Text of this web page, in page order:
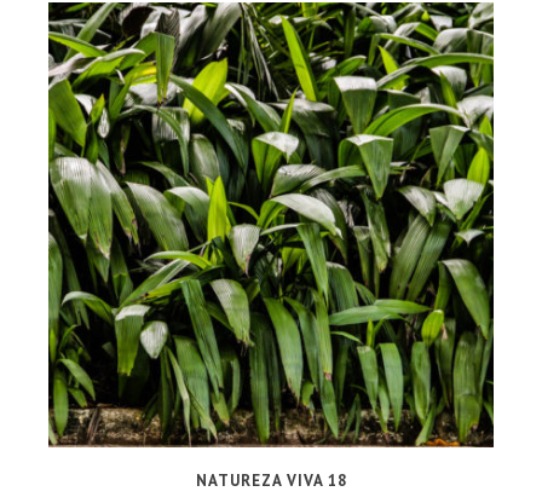
NATUREZA VIVA 18